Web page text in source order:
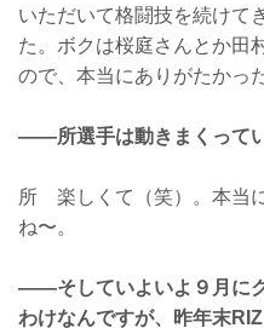
いただいて格闘技を続け
た。ボクは桜庭さんとか田
ので、本当にありがたかっ
——所選手は動きまくって
所 楽しくて（笑）。本当
ね〜。
——そしていよいよ９月に
わけなんですが、昨年末